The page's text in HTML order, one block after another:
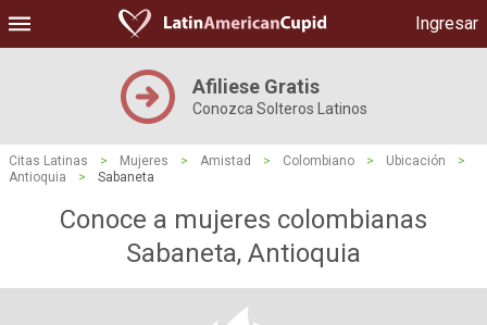
Ingresar
Afiliese Gratis
Conozca Solteros Latinos
Citas Latinas > Mujeres > Amistad > Colombiano > Ubicación
>
Antioquia
> Sabaneta
Conoce a mujeres colombianas
Sabaneta, Antioquia